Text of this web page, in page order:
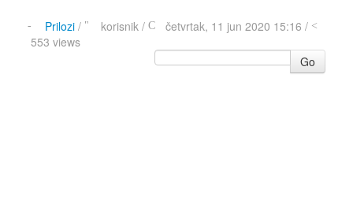
Prilozi/ korisnik /
četvrtak, 11 jun 2020 15:16 /
553 views
Go